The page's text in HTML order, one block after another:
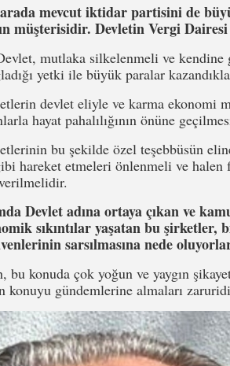
mevcut iktidar partisini de
müşterisidir. Devletin Vergi
mutlaka silkelenmeli ve
yetki ile büyük paralar
devlet eliyle ve karma ekonomi
hayat pahalılığının önüne
bu şekilde özel teşebbüsün
hareket etmeleri önlenmeli ve halen
Devlet adına ortaya çıkan ve
sıkıntılar yaşatan bu
sarsılmasına nede
bu konuda çok yoğun ve yaygın
gündemlerine almaları